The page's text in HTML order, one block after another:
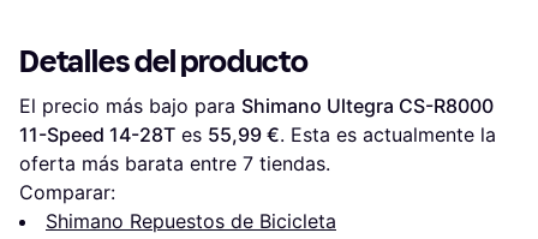
Detalles del producto
El precio más bajo para Shimano Ultegra CS-R8000
11-Speed 14-28T es 55,99 €. Esta es actualmente la
oferta más barata entre 7 tiendas.
Comparar:
Shimano Repuestos de Bicicleta